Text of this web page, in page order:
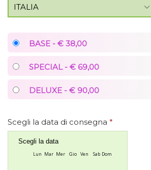
BASE - € 38,00
SPECIAL - € 69,00
DELUXE - € 90,00
Scegli la data di consegna *
Scegli la data
Lun Mar Mer Gio Ven Sab Dom